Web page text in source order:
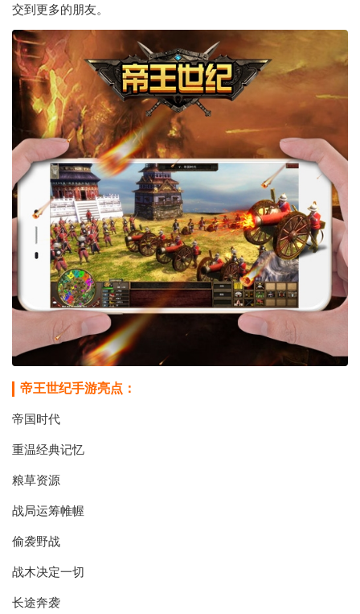
交到更多的朋友。
帝王世纪手游亮点：
帝国时代
重温经典记忆
粮草资源
战局运筹帷幄
偷袭野战
战木决定一切
长途奔袭